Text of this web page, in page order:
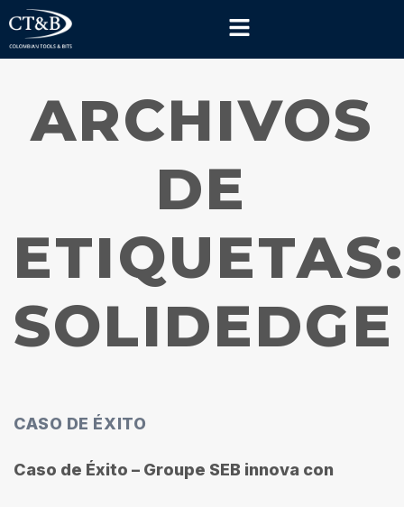
ARCHIVOS
DE
SOLIDEDGE
CASO DE ÉXITO
Caso de Éxito – Groupe SEB innova con